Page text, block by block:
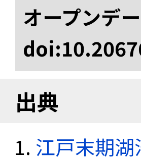
オープンデ
出典
江戸末期